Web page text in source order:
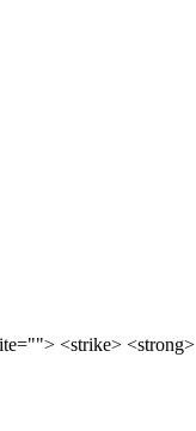
<strike> <strong>